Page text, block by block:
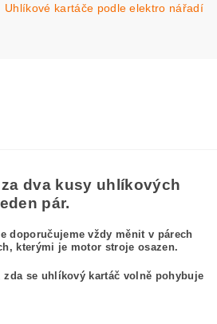
Uhlíkové kartáče podle elektro nářadí
dva kusy uhlíkových
pár.
doporučujeme vždy měnit v párech
kterými je motor stroje osazen.
se uhlíkový kartáč volně pohybuje